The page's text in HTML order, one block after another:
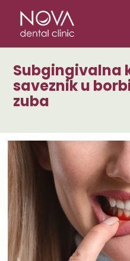
Subgingivalna
saveznik u
zuba